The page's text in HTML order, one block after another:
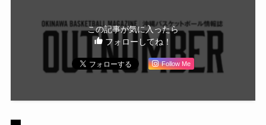
この記事が気に入ったら
フォローしてね！
Follow Me